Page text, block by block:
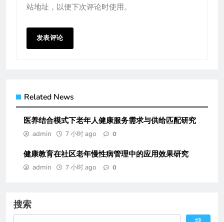
站地址，以便下次评论时使用。
Related News
医养结合模式下老年人健康服务需求与供给匹配研究
admin 7 小时 ago 0
健康教育在社区老年慢性病管理中的应用效果研究
admin 7 小时 ago 0
搜索